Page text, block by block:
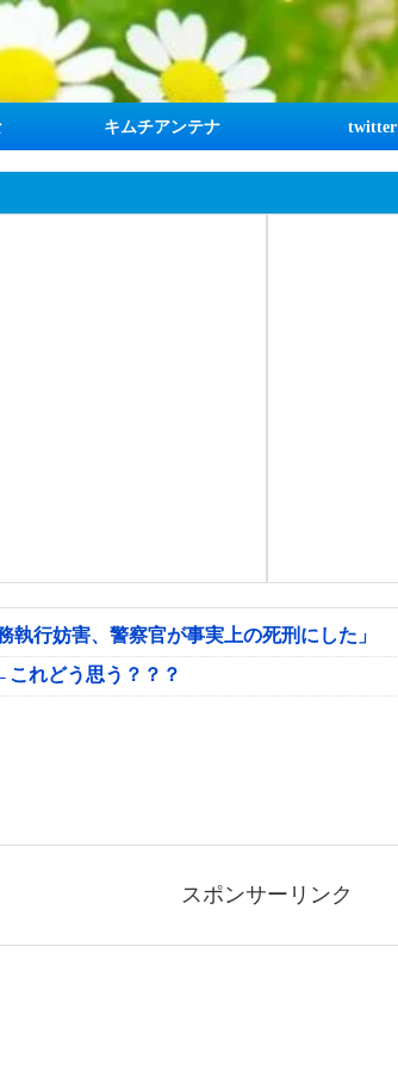
キムチアンテナ twitter
行妨害、警察官が事実上の死刑にした」
れどう思う？？？
スポンサーリンク